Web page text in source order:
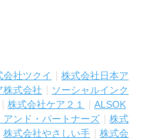
会社ツクイ
株式会社日本ア
株式会社
ソーシャルインク
株式会社ケア２１
ALSOK
ンド・パートナーズ
株式
株式会社やさしい手
株式会